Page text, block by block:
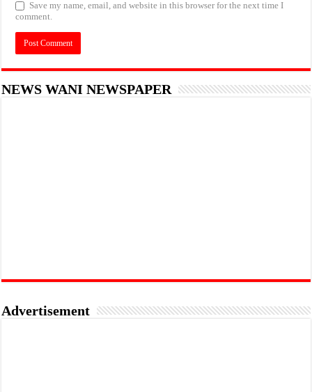
Save my name, email, and website in this browser for the next time I
comment.
NEWS WANI NEWSPAPER
Advertisement